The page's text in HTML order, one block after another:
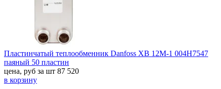
Пластинчатый теплообменник Danfoss XB 12M-1 004H7547
паяный 50 пластин
цена, руб за шт 87 520
в корзину